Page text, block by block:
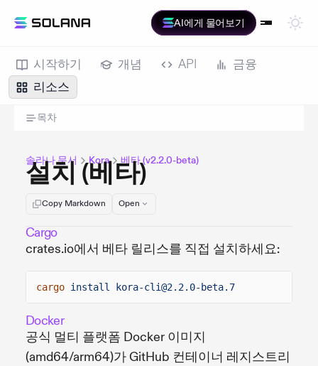
AI에게 물어보기
시작하기 개념 API
금융
리소스
목차
솔라나 문서 Kora 베타 (v2.2.0-beta)
설치 (베타)
Copy Markdown Open
Cargo
crates.io에서 베타 릴리스를 직접 설치하세요:
cargo install kora-cli@2.2.0-beta.7
Docker
공식 멀티 플랫폼 Docker 이미지
(amd64/arm64)가 GitHub 컨테이너 레지스트리